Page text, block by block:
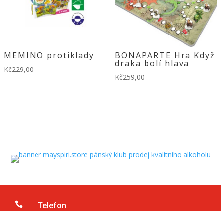
MEMINO protiklady
Kč229,00
BONAPARTE Hra Když
draka bolí hlava
Kč259,00

Telefon